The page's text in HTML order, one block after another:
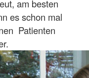
am besten
es schon mal
Patienten